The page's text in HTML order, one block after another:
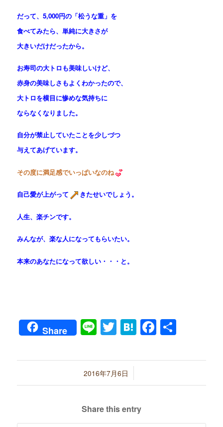
だって、5,000円の「松うな重」を
食べてみたら、単純に大きさが
大きいだけだったから。
お寿司の大トロも美味しいけど、
赤身の美味しさもよくわかったので、
大トロを横目に惨めな気持ちに
ならなくなりました。
自分が禁止していたことを少しづつ
与えてあげています。
その度に満足感でいっぱいなのね
自己愛が上がって きたせいでしょう。
人生、楽チンです。
みんなが、楽な人になってもらいたい。
本来のあなたになって欲しい・・・と。
Share LineTwitter
Hatena共
2016年7月6日
/
Share this entry